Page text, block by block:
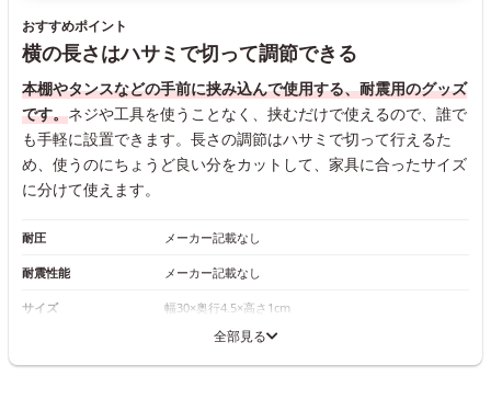
おすすめポイント
横の長さはハサミで切って調節できる
本棚やタンスなどの手前に挟み込んで使用する、耐震用のグッズ
です。ネジや工具を使うことなく、挟むだけで使えるので、誰で
も手軽に設置できます。長さの調節はハサミで切って行えるた
め、使うのにちょうど良い分をカットして、家具に合ったサイズ
に分けて使えます。
耐圧 メーカー記載なし
耐震性能 メーカー記載なし
サイズ 幅30×奥行4.5×高さ1cm
全部見る